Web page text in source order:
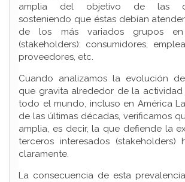
amplia del objetivo de las
sosteniendo que éstas debían
de los más variados grupos
(stakeholders): consumidores,
proveedores, etc.
Cuando analizamos la evolución
que gravita alrededor de la actividad
todo el mundo, incluso en América
de las últimas décadas, verificamos
amplia, es decir, la que defiende la
terceros interesados (stakeholders)
claramente.
La consecuencia de esta